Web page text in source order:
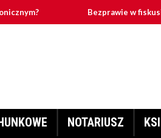
Bezprawie w fiskusie
NOTARIUSZ